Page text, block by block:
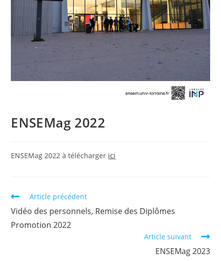
ENSEMag 2022
ENSEMag 2022 à télécharger ici
Article précédent
Vidéo des personnels, Remise des Diplômes
Promotion 2022
Article suivant
ENSEMag 2023